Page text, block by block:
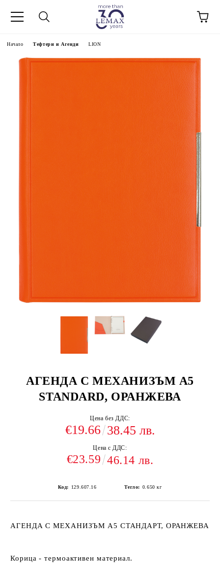
Начало Тефтери и Агенди LION
АГЕНДА С МЕХАНИЗЪМ А5
STANDARD, ОРАНЖЕВА
Цена без ДДС:
€19.66 38.45 лв.
Цена с ДДС:
€23.59 46.14 лв.
Код: 129.607.16 Тегло: 0.650 кг
АГЕНДА С МЕХАНИЗЪМ А5 СТАНДАРТ, ОРАНЖЕВА
Корица - термоактивен материал.